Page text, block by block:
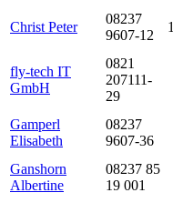
Christ Peter
08237
9607-12
fly-tech IT
GmbH
0821
207111-
29
Gamperl
Elisabeth
08237
9607-36
Ganshorn
Albertine
08237 85
19 001